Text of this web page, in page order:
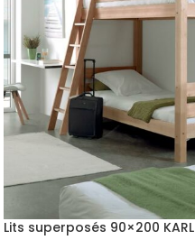
Lits superposés 90×200